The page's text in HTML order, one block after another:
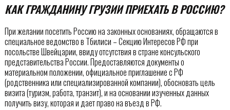
КАК ГРАЖДАНИНУ ГРУЗИИ ПРИЕХАТЬ В РОССИЮ?
При желании посетить Россию на законных основаниях, обращаются в
специальное ведомство в Тбилиси – Секцию Интересов РФ при
посольстве Швейцарии, ввиду отсутствия в стране консульского
представительства России. Предоставляются документы о
материальном положении, официальное приглашение с РФ
(родственника или специализированной компании), обосновать цель
визита (туризм, работа, транзит), и на основании изученных данных
получить визу, которая и дает право на въезд в РФ.